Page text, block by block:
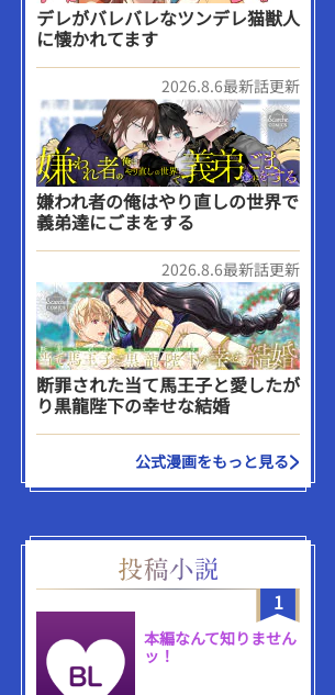
デレがバレバレなツンデレ猫獣人
に懐かれてます
2026.8.6最新話更新
嫌われ者の俺はやり直しの世界で
義弟達にごまをする
2026.8.6最新話更新
断罪された当て馬王子と愛したが
り黒龍陛下の幸せな結婚
公式漫画をもっと見る
1
本編なんて知りません
ッ！